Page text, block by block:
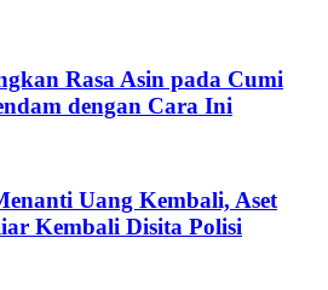
Rasa Asin pada Cumi
dengan Cara Ini
Uang Kembali, Aset
Kembali Disita Polisi